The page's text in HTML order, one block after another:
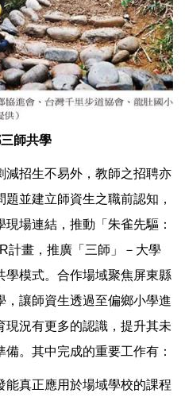
師共學
減招生不易外，教師之招聘亦
並建立師資生之職前認知，
場連結，推動「朱雀先驅：
計畫，推廣「三師」－大學
學模式。合作場域聚焦屏東縣
讓師資生透過至偏鄉小學進
況有更多的認識，提升其未
。其中完成的重要工作有：
真正應用於場域學校的課程